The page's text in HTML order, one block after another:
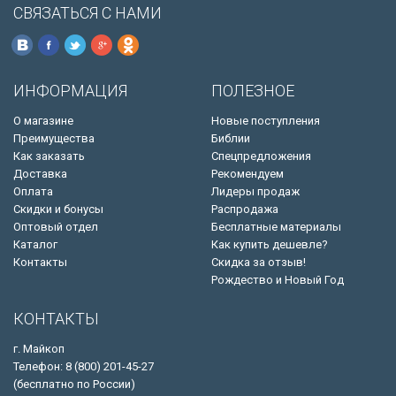
СВЯЗАТЬСЯ С НАМИ
ИНФОРМАЦИЯ
О магазине
Преимущества
Как заказать
Доставка
Оплата
Скидки и бонусы
Оптовый отдел
Каталог
Контакты
ПОЛЕЗНОЕ
Новые поступления
Библии
Спецпредложения
Рекомендуем
Лидеры продаж
Распродажа
Бесплатные материалы
Как купить дешевле?
Скидка за отзыв!
Рождество и Новый Год
КОНТАКТЫ
г. Майкоп
Телефон: 8 (800) 201-45-27
(бесплатно по России)